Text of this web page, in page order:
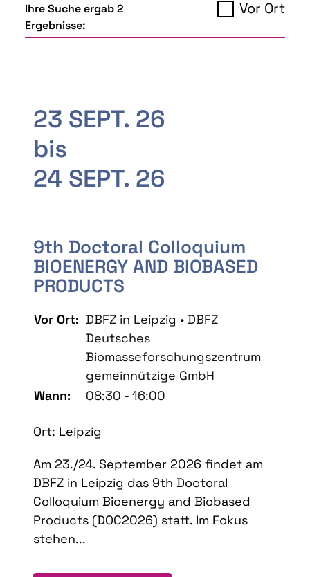
Ihre Suche ergab 2
Ergebnisse:
Vor Ort
23 SEPT. 26
bis
24 SEPT. 26
9th Doctoral Colloquium
BIOENERGY AND BIOBASED
PRODUCTS
Vor Ort: DBFZ in Leipzig • DBFZ
Deutsches
Biomasseforschungszentrum
gemeinnützige GmbH
Wann:
08:30 - 16:00
Ort: Leipzig
Am 23./24. September 2026 findet am
DBFZ in Leipzig das 9th Doctoral
Colloquium Bioenergy and Biobased
Products (DOC2026) statt. Im Fokus
stehen...